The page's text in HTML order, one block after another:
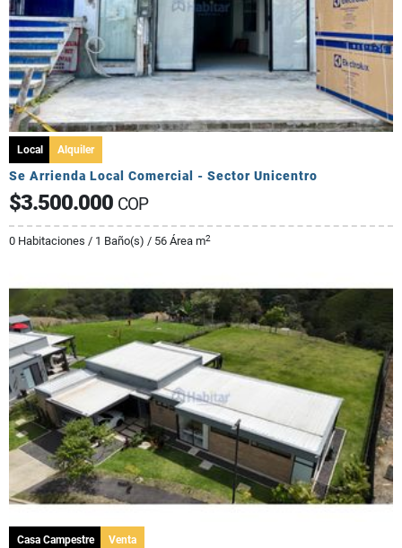
Local Alquiler
Se Arrienda Local Comercial - Sector Unicentro
$3.500.000 COP
0 Habitaciones / 1 Baño(s) / 56 Área m2
Casa Campestre Venta